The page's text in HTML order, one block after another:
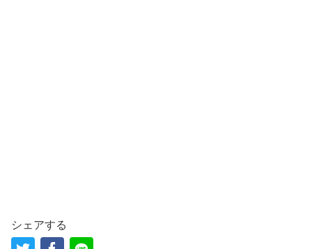
シェアする